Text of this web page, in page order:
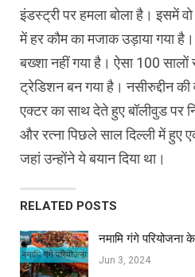
इंडस्ट्री पर हमला बोला है। इसमें
में हर कौम का मजाक उड़ाया गया
बख्शा नहीं गया है। ऐसा 100
ट्रेडिशन बन गया है। नसीरुद्दीन की
एक्टर का साथ देते हुए बॉलीवुड पर
और रत्ना पिछले साल दिल्ली में हुए
जहां उन्होंने ये बयान दिया था।
RELATED POSTS
नमामि गंगे
Jun 3, 2024